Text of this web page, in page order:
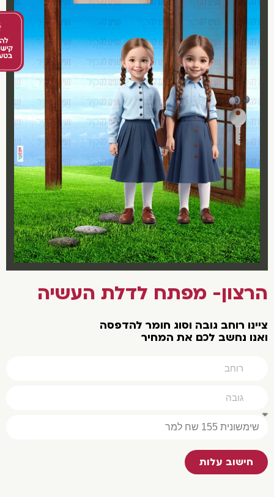
הרצון- מפתח לדלת העשיה
צײנו רוחב גובה וסוג חומר להדפסה
ואנו נחשב לכם את המחיר
חישוב עלות